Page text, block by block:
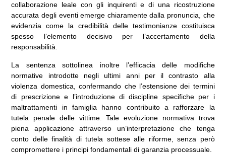
collaborazione leale con gli inquirenti e di una ricostruzione
accurata degli eventi emerge chiaramente dalla pronuncia, che
evidenzia come la credibilità delle testimonianze costituisca
spesso l’elemento decisivo per l’accertamento della
responsabilità.
La sentenza sottolinea inoltre l’efficacia delle modifiche
normative introdotte negli ultimi anni per il contrasto alla
violenza domestica, confermando che l’estensione dei termini
di prescrizione e l’introduzione di discipline specifiche per i
maltrattamenti in famiglia hanno contribuito a rafforzare la
tutela penale delle vittime. Tale evoluzione normativa trova
piena applicazione attraverso un’interpretazione che tenga
conto delle finalità di tutela sottese alle riforme, senza però
compromettere i principi fondamentali di garanzia processuale.